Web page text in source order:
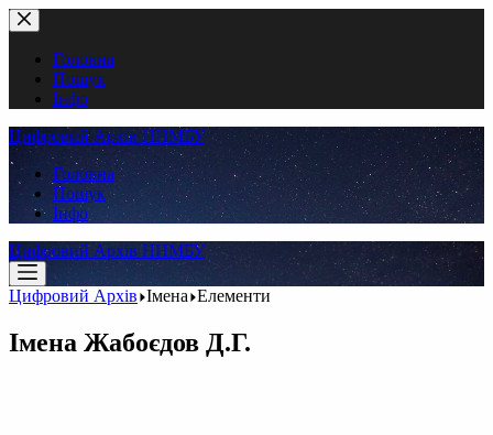
Перейти
до
вмістуГоловна
Пошук
Інфо
Цифровий Архів ННМБУ
Головна
Пошук
Інфо
Цифровий Архів ННМБУ
Цифровий Архів Імена Елементи
Імена Жабоєдов Д.Г.